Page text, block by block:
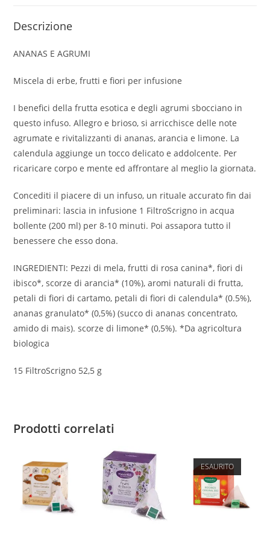
Descrizione
ANANAS E AGRUMI
Miscela di erbe, frutti e fiori per infusione
I benefici della frutta esotica e degli agrumi sbocciano in
questo infuso. Allegro e brioso, si arricchisce delle note
agrumate e rivitalizzanti di ananas, arancia e limone. La
calendula aggiunge un tocco delicato e addolcente. Per
ricaricare corpo e mente ed affrontare al meglio la giornata.
Concediti il piacere di un infuso, un rituale accurato fin dai
preliminari: lascia in infusione 1 FiltroScrigno in acqua
bollente (200 ml) per 8-10 minuti. Poi assapora tutto il
benessere che esso dona.
INGREDIENTI: Pezzi di mela, frutti di rosa canina*, fiori di
ibisco*, scorze di arancia* (10%), aromi naturali di frutta,
petali di fiori di cartamo, petali di fiori di calendula* (0.5%),
ananas granulato* (0,5%) (succo di ananas concentrato,
amido di mais). scorze di limone* (0,5%). *Da agricoltura
biologica
15 FiltroScrigno 52,5 g
Prodotti correlati
ESAURITO